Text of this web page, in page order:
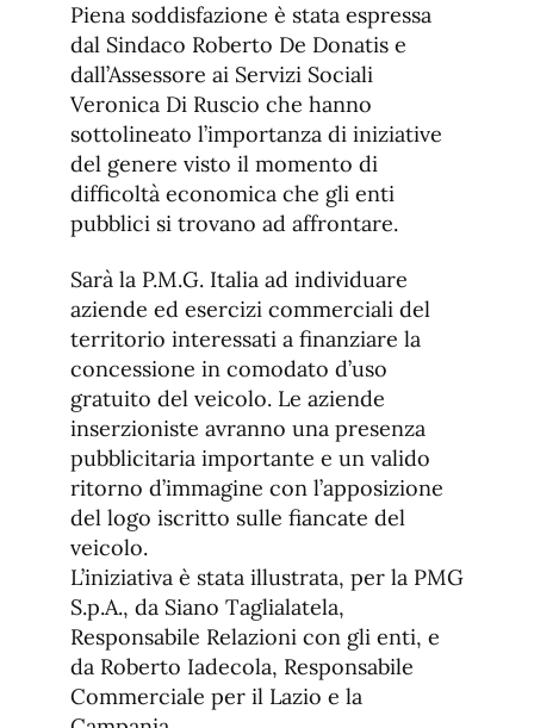
Piena soddisfazione è stata espressa
dal Sindaco Roberto De Donatis e
dall’Assessore ai Servizi Sociali
Veronica Di Ruscio che hanno
sottolineato l’importanza di iniziative
del genere visto il momento di
difficoltà economica che gli enti
pubblici si trovano ad affrontare.
Sarà la P.M.G. Italia ad individuare
aziende ed esercizi commerciali del
territorio interessati a finanziare la
concessione in comodato d’uso
gratuito del veicolo. Le aziende
inserzioniste avranno una presenza
pubblicitaria importante e un valido
ritorno d’immagine con l’apposizione
del logo iscritto sulle fiancate del
veicolo.
L’iniziativa è stata illustrata, per la PMG
S.p.A., da Siano Taglialatela,
Responsabile Relazioni con gli enti, e
da Roberto Iadecola, Responsabile
Commerciale per il Lazio e la